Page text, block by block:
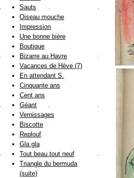
Sauts
Oiseau mouche
Impression
Une bonne bière
Boutique
Bizarre au Havre
Vacances de Hève (7)
En attendant S.
Cinquante ans
Cent ans
Géant
Vernissages
Biscotte
Replouf
Gla gla
Tout beau tout neuf
Triangle du bermuda
(suite)